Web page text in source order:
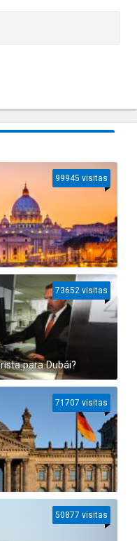
99945 visitas
para Dubái?
73652 visitas
71707 visitas
50877 visitas